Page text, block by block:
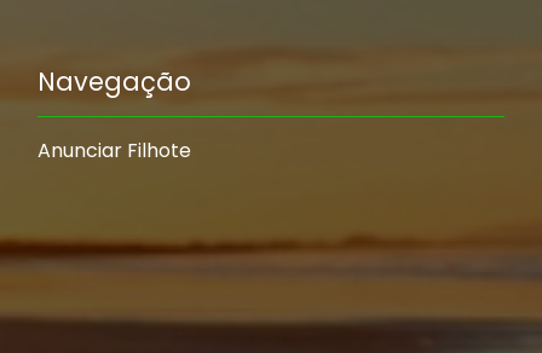
Navegação
Anunciar Filhote